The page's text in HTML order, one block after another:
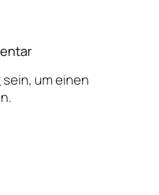
sein, um einen